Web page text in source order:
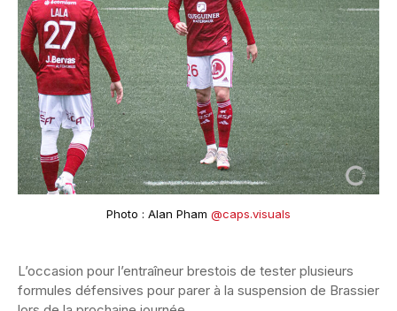
Photo : Alan Pham @caps.visuals
L’occasion pour l’entraîneur brestois de tester plusieurs
formules défensives pour parer à la suspension de Brassier